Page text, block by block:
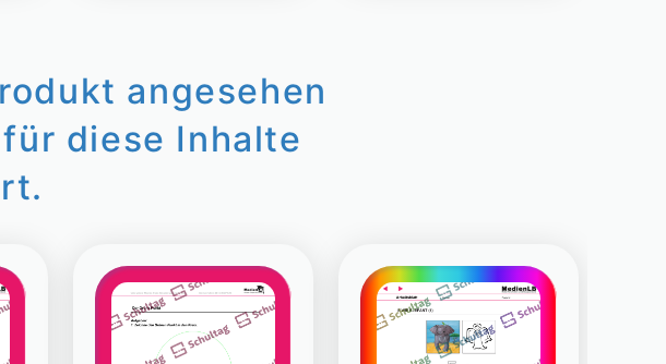
angesehen
diese Inhalte